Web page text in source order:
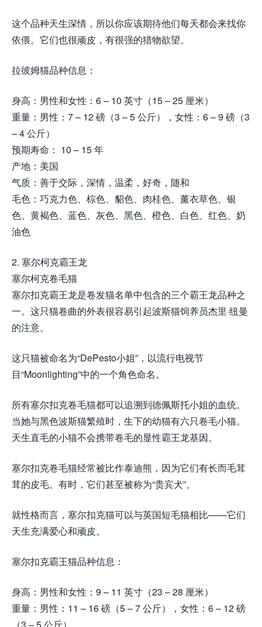
这个品种天生深情，所以你应该期待他们每天都会来找你
依偎。它们也很顽皮，有很强的猎物欲望。
拉彼姆猫品种信息：
身高：男性和女性：6 – 10 英寸（15 – 25 厘米）
重量：男性：7 – 12 磅（3 – 5 公斤），女性：6 – 9 磅（3
– 4 公斤）
预期寿命： 10 – 15 年
产地：美国
气质：善于交际，深情，温柔，好奇，随和
毛色：巧克力色、棕色、貂色、肉桂色、薰衣草色、银
色、黄褐色、蓝色、灰色、黑色、橙色、白色、红色、奶
油色
2. 塞尔柯克霸王龙
塞尔柯克卷毛猫
塞尔扣克霸王龙是卷发猫名单中包含的三个霸王龙品种之
一。这只猫卷曲的外表很容易引起波斯猫饲养员杰里·纽曼
的注意。
这只猫被命名为“DePesto小姐”，以流行电视节
目“Moonlighting”中的一个角色命名。
所有塞尔扣克卷毛猫都可以追溯到德佩斯托小姐的血统。
当她与黑色波斯猫繁殖时，生下的幼猫有六只卷毛小猫。
天生直毛的小猫不会携带卷毛的显性霸王龙基因。
塞尔扣克卷毛猫经常被比作泰迪熊，因为它们有长而毛茸
茸的皮毛。有时，它们甚至被称为“贵宾犬”。
就性格而言，塞尔扣克猫可以与英国短毛猫相比——它们
天生充满爱心和顽皮。
塞尔扣克霸王猫品种信息：
身高：男性和女性：9 – 11 英寸（23 – 28 厘米）
重量：男性：11 – 16 磅（5 – 7 公斤），女性：6 – 12 磅